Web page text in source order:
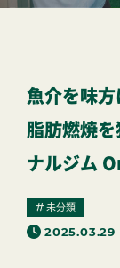
魚介を味
脂肪燃焼
ナルジム
未分類
2025.03.29